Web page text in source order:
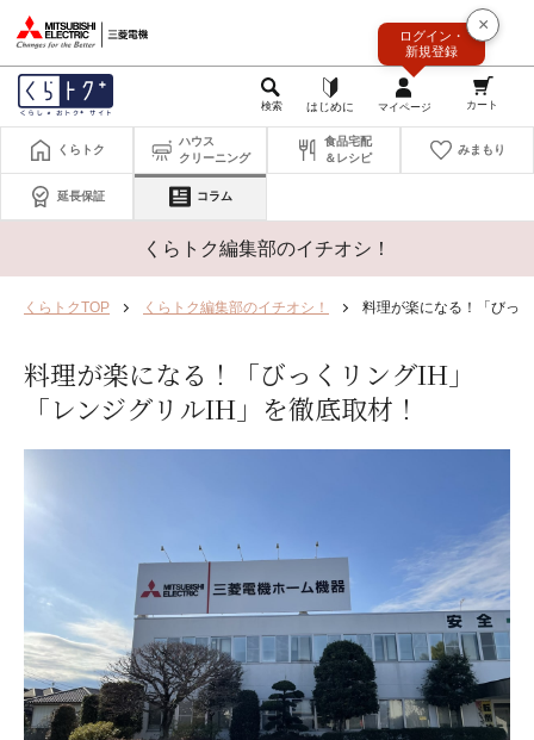
×
ログイン・
新規登録
くらトク
ハウス
クリーニング
食品宅配
＆レシピ
みまもり
延長保証 コラム
くらトク編集部のイチオシ！
くらトクTOP くらトク編集部のイチオシ！ 料理が楽になる！「びっ
料理が楽になる！「びっくリングIH」
「レンジグリルIH」を徹底取材！